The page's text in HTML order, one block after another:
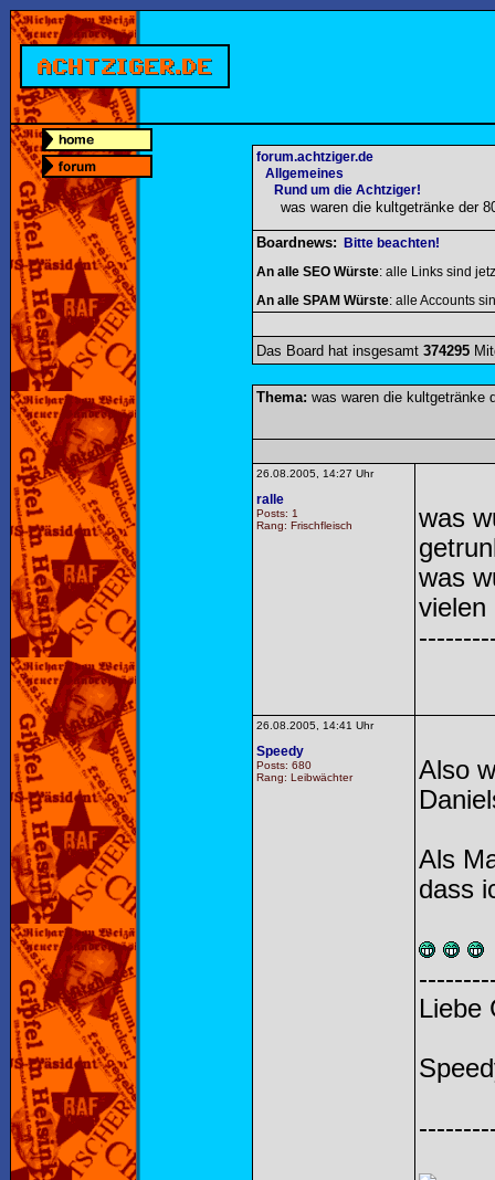
forum.achtziger.de
Allgemeines
Rund um die Achtziger!
was waren die kultgetränke der
Boardnews:
Bitte beachten!
An alle SEO Würste: alle Links sind
An alle SPAM Würste: alle Accounts
Das Board hat insgesamt 374295
Thema: was waren die kultgetränke
26.08.2005, 14:27 Uhr
ralle
Posts: 1
Rang: Frischfleisch
was
was
vielen
26.08.2005, 14:41 Uhr
Speedy
Posts: 680
Rang: Leibwächter
Also
Als
dass
Liebe